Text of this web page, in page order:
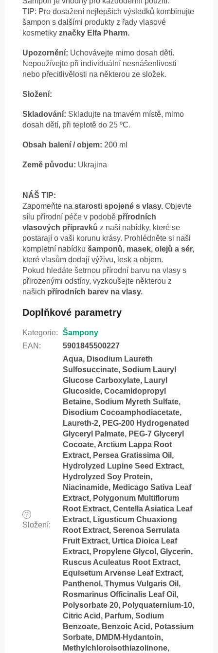
TIP: Pro dosažení nejlepších výsledků kombinujte
šampon s dalšími produkty z řady vlasové
kosmetiky značky Elfa Pharm.
Upozornění: Uchovávejte mimo dosah dětí.
Nepoužívejte při individuální nesnášenlivosti
nebo přecitlivělosti na některou ze složek.
Složení:
Skladování: Skladujte na tmavém místě, mimo
dosah dětí, při teplotě do 25 ºC.
Obsah balení / objem: 200 ml
Země původu: Ukrajina
NÁŠ TIP:
Zapomeňte na starosti spojené s vlasy. Objevte
sílu přírodní péče v podobě přírodních
vlasových přípravků z naší nabídky, které se
postarají o vaši korunu krásy. Prohlédněte si naši
kompletní nabídku šamponů, masek, olejů a sér,
které vlasům dodají výživu, lesk a objem.
Pokud hledáte šetrnou přírodní barvu na vlasy s
přirozenými odstíny, vyzkoušejte některou z
našich přírodních barev na vlasy.
Doplňkové parametry
Kategorie:
Šampony
EAN : 5901845500227
?
Složení:
Aqua, Disodium Laureth
Sulfosuccinate, Sodium Lauryl
Glucose Carboxylate, Lauryl
Glucoside, Cocamidopropyl
Betaine, Sodium Myreth Sulfate,
Disodium Cocoamphodiacetate,
Laureth-2, PEG-200 Hydrogenated
Glyceryl Palmate, PEG-7 Glyceryl
Cocoate, Arctium Lappa Root
Extract, Persea Gratissima Oil,
Hydrolyzed Lupine Seed Extract,
Hydrolyzed Soy Protein,
Niacinamide, Medicago Sativa Leaf
Extract, Polygonum Multiflorum
Root Extract, Centella Asiatica Leaf
Extract, Ligusticum Chuaxiong
Root Extract, Serenoa Serrulata
Fruit Extract, Urtica Dioica Leaf
Extract, Propylene Glycol, Glycerin,
Ruscus Aculeatus Root Extract,
Equisetum Arvense Leaf Extract,
Panthenol, Thymus Vulgaris Oil,
Rosmarinus Officinalis Leaf Oil,
Polysorbate 20, Polyquaternium-10,
Citric Acid, Parfum, Sodium
Benzoate, Benzoic Acid, Potassium
Sorbate, DMDM-Hydantoin,
Methylchloroisothiazolinone,